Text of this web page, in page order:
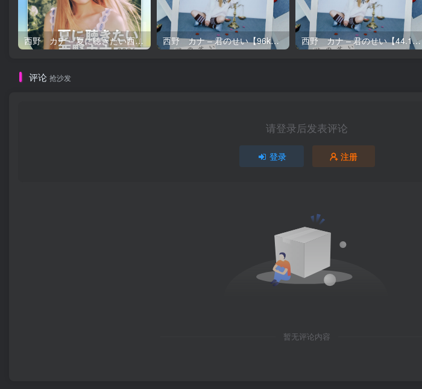
西野 カナ – 夏に聴きたい西野カナ2026【44.1kHz／16bit】日本区 西野 カナ – 君のせい【96kHz／24bit】日本区 西野 カナ – 君のせい【44.1kHz／16bit】日本区
评论 抢沙发
请登录后发表评论
登录 注册
暂无评论内容